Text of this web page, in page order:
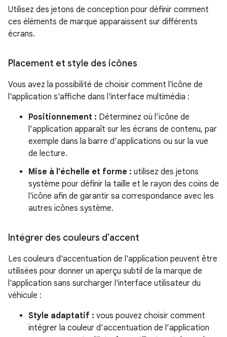
Utilisez des jetons de conception pour définir comment
ces éléments de marque apparaissent sur différents
écrans.
Placement et style des icônes
Vous avez la possibilité de choisir comment l'icône de
l'application s'affiche dans l'interface multimédia :
Positionnement : Déterminez où l’icône de
l’application apparaît sur les écrans de contenu, par
exemple dans la barre d’applications ou sur la vue
de lecture.
Mise à l'échelle et forme : utilisez des jetons
système pour définir la taille et le rayon des coins de
l'icône afin de garantir sa correspondance avec les
autres icônes système.
Intégrer des couleurs d'accent
Les couleurs d'accentuation de l'application peuvent être
utilisées pour donner un aperçu subtil de la marque de
l'application sans surcharger l'interface utilisateur du
véhicule :
Style adaptatif : vous pouvez choisir comment
intégrer la couleur d’accentuation de l’application